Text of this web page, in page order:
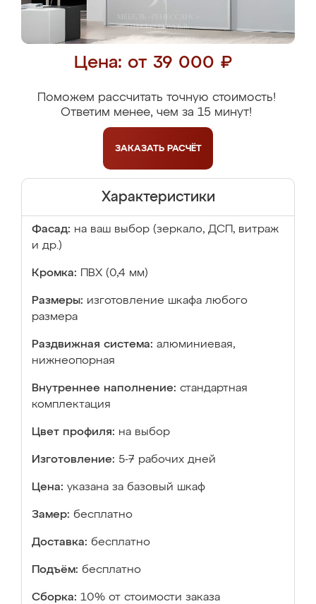
Цена: от 39 000 ₽
Поможем рассчитать точную стоимость!
Ответим менее, чем за 15 минут!
ЗАКАЗАТЬ РАСЧЁТ
Характеристики
Фасад: на ваш выбор (зеркало, ДСП, витраж
и др.)
Кромка: ПВХ (0,4 мм)
Размеры: изготовление шкафа любого
размера
Раздвижная система: алюминиевая,
нижнеопорная
Внутреннее наполнение: стандартная
комплектация
Цвет профиля: на выбор
Изготовление: 5-7 рабочих дней
Цена: указана за базовый шкаф
Замер: бесплатно
Доставка: бесплатно
Подъём: бесплатно
Сборка: 10% от стоимости заказа